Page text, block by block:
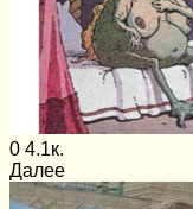
0 4.1к.
Далее